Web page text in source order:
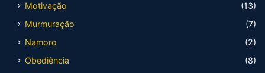
Motivação
(13)
Murmuração
(7)
Namoro
(2)
Obediência
(8)